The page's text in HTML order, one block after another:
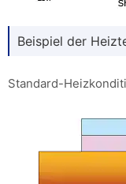
Beispiel der
Standard-